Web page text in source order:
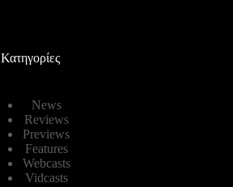
Κατηγορίες
News
Reviews
Previews
Features
Webcasts
Vidcasts